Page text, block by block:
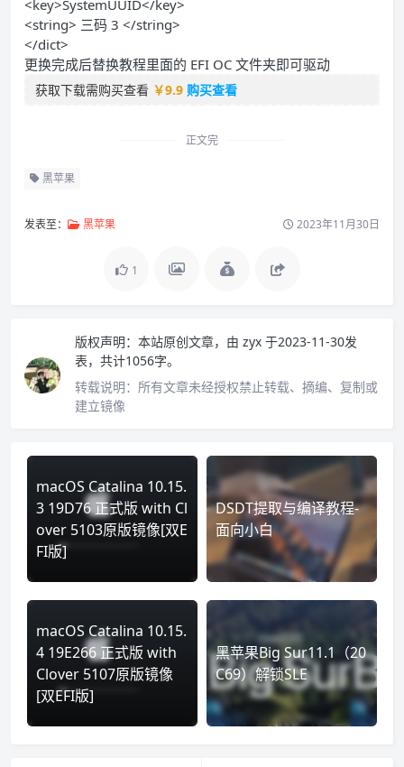
<key>SystemUUID</key>
<string> 三码 3 </string>
</dict>
更换完成后替换教程里面的 EFI OC 文件夹即可驱动
获取下载需购买查看 ￥9.9 购买查看
正文完
黑苹果
发表至： 黑苹果 2023年11月30日
1
版权声明： 本站原创文章，由 zyx 于2023-11-30发
表，共计1056字。
转载说明： 所有文章未经授权禁止转载、摘编、复制或
建立镜像
macOS Catalina 10.15.
3 19D76 正式版 with Cl
over 5103原版镜像[双E
FI版]
DSDT提取与编译教程-
面向小白
macOS Catalina 10.15.
4 19E266 正式版 with
Clover 5107原版镜像
[双EFI版]
黑苹果Big Sur11.1（20
C69）解锁SLE